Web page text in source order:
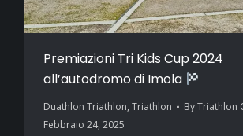
Premiazioni Tri Kids Cup 2024
all’autodromo di Imola
Duathlon Triathlon, Triathlon ByTriathlon
Febbraio 24, 2025